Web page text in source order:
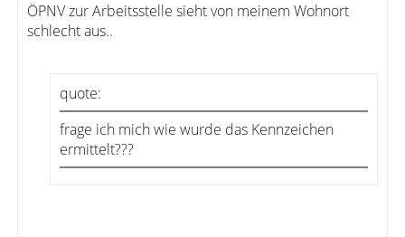
ÖPNV zur Arbeitsstelle sieht von meinem Wohnort
schlecht aus..
quote:
frage ich mich wie wurde das Kennzeichen
ermittelt???